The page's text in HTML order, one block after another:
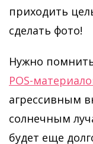
приходить
сделать фото!
Нужно
POS-
агрессивным
солнечным
будет еще